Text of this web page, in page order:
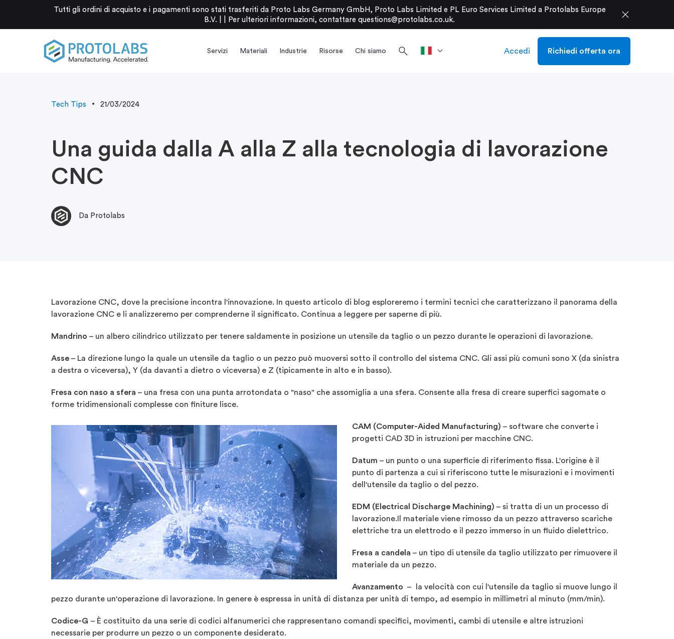
Tutti gli ordini di acquisto e i pagamenti sono stati trasferiti da Proto Labs Germany GmbH, Proto Labs Limited e PL Euro Services Limited a Protolabs Europe
B.V. |
Per ulteriori informazioni, contattare questions@protolabs.co.uk. close
Servizi Materiali Industrie Risorse Chi siamo search Accedi Richiedi offerta ora
Tech Tips 21/03/2024
Una guida dalla A alla Z alla tecnologia di lavorazione
CNC
Da Protolabs
Lavorazione CNC, dove la precisione incontra l'innovazione. In questo articolo di blog esploreremo i termini tecnici che caratterizzano il panorama della
lavorazione CNC e li analizzeremo per comprenderne il significato. Continua a leggere per saperne di più.
Mandrino – un albero cilindrico utilizzato per tenere saldamente in posizione un utensile da taglio o un pezzo durante le operazioni di lavorazione.
Asse – La direzione lungo la quale un utensile da taglio o un pezzo può muoversi sotto il controllo del sistema CNC. Gli assi più comuni sono X (da sinistra
a destra o viceversa), Y (da davanti a dietro o viceversa) e Z (tipicamente in alto e in basso).
Fresa con naso a sfera – una fresa con una punta arrotondata o "naso" che assomiglia a una sfera. Consente alla fresa di creare superfici sagomate o
forme tridimensionali complesse con finiture lisce.
CAM (Computer-Aided Manufacturing) – software che converte i
progetti CAD 3D in istruzioni per macchine CNC.
Datum – un punto o una superficie di riferimento fissa. L'origine è il
punto di partenza a cui si riferiscono tutte le misurazioni e i movimenti
dell'utensile da taglio o del pezzo.
EDM (Electrical Discharge Machining) – si tratta di un un processo di
lavorazione.Il materiale viene rimosso da un pezzo attraverso scariche
elettriche tra un elettrodo e il pezzo immerso in un fluido dielettrico.
Fresa a candela – un tipo di utensile da taglio utilizzato per rimuovere il
materiale da un pezzo.
Avanzamento – la velocità con cui l'utensile da taglio si muove lungo il
pezzo durante un'operazione di lavorazione. In genere è espressa in unità di distanza per unità di tempo, ad esempio in millimetri al minuto (mm/min).
Codice-G – È costituito da una serie di codici alfanumerici che rappresentano comandi specifici, movimenti, cambi di utensile e altre istruzioni
necessarie per produrre un pezzo o un componente desiderato.